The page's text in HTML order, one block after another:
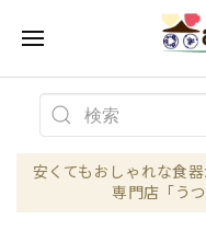
安くてもおしゃれな食
専門店「う